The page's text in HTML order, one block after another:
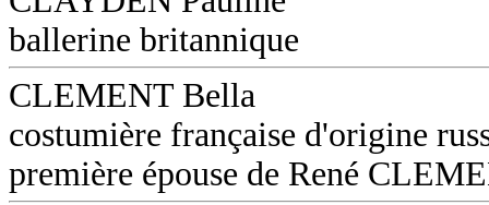
ballerine britannique
CLEMENT Bella
costumière française d'origine
première épouse de René